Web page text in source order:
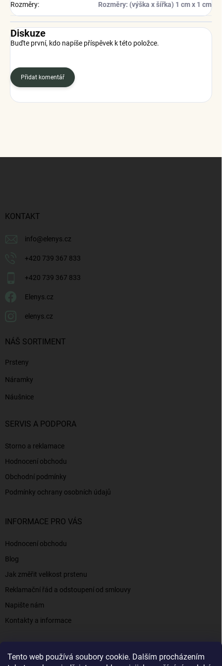
Tento web používá soubory cookie. Dalším procházením
Rozměry: Rozměry: (výška x šířka) 1 cm x 1 cm
Diskuze
Buďte první, kdo napíše příspěvek k této položce.
Přidat komentář
KONTAKT
info@elenys.cz
+420 739 367 833
+420 739 367 833
Elenys.cz
elenys.cz
NÁŠ SORTIMENT
Prsteny
Náramky
Náušnice
SERVIS A PODPORA
Storno a reklamace
Hodnocení obchodu
Obchodní podmínky
Podmínky ochrany osobních údajů
INFORMACE PRO VÁS
Hodnocení obchodu
Blog
Jak změřit velikost prstenu
Reklamační řád a odstoupení od smlouvy
Napište nám
Kontakty a informace
Elenys.cz - šperky, kterým věříte už od roku 2016